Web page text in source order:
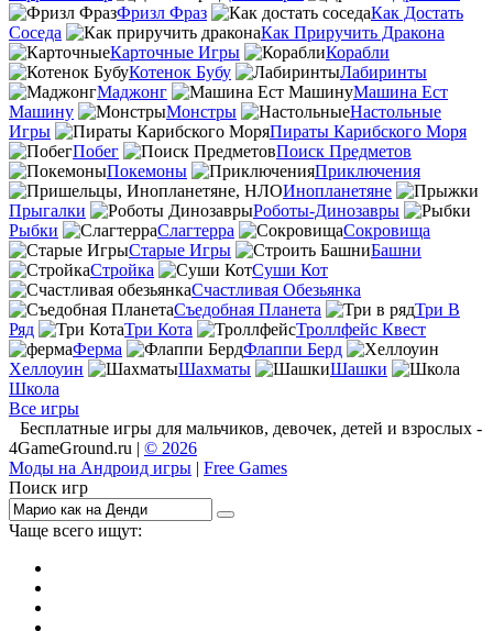
Фризл Фраз
Как Достать
Соседа
Как Приручить Дракона
Карточные Игры
Корабли
Котенок Бубу
Лабиринты
Маджонг
Машина Ест
Машину
Монстры
Настольные
Игры
Пираты Карибского Моря
Побег
Поиск Предметов
Покемоны
Приключения
Инопланетяне
Прыгалки
Роботы-Динозавры
Рыбки
Слагтерра
Сокровища
Старые Игры
Башни
Стройка
Суши Кот
Счастливая Обезьянка
Съедобная Планета
Три В
Ряд
Три Кота
Троллфейс Квест
Ферма
Флаппи Берд
Хеллоуин
Шахматы
Шашки
Школа
Все игры
Бесплатные игры для мальчиков, девочек, детей и взрослых -
4GameGround.ru | © 2026
Моды на Андроид игры | Free Games
Поиск игр
Чаще всего ищут: